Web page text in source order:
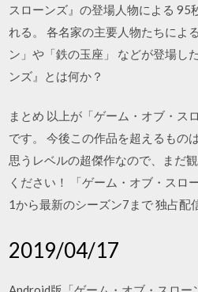
スローンズ』の登場人物による 95
れる。 各名家の主要人物たちによ
ン」や「鉄の玉座」 などが登場し
ンズ』とは何か？
まとめ 以上が「ゲーム・オブ・ス
です。 今後この作品を超えるもの
思うレベルの超傑作なので、まだ
ください！ 「ゲーム・オブ・スロ
1から最新のシーズン7まで 独占配
2019/04/17